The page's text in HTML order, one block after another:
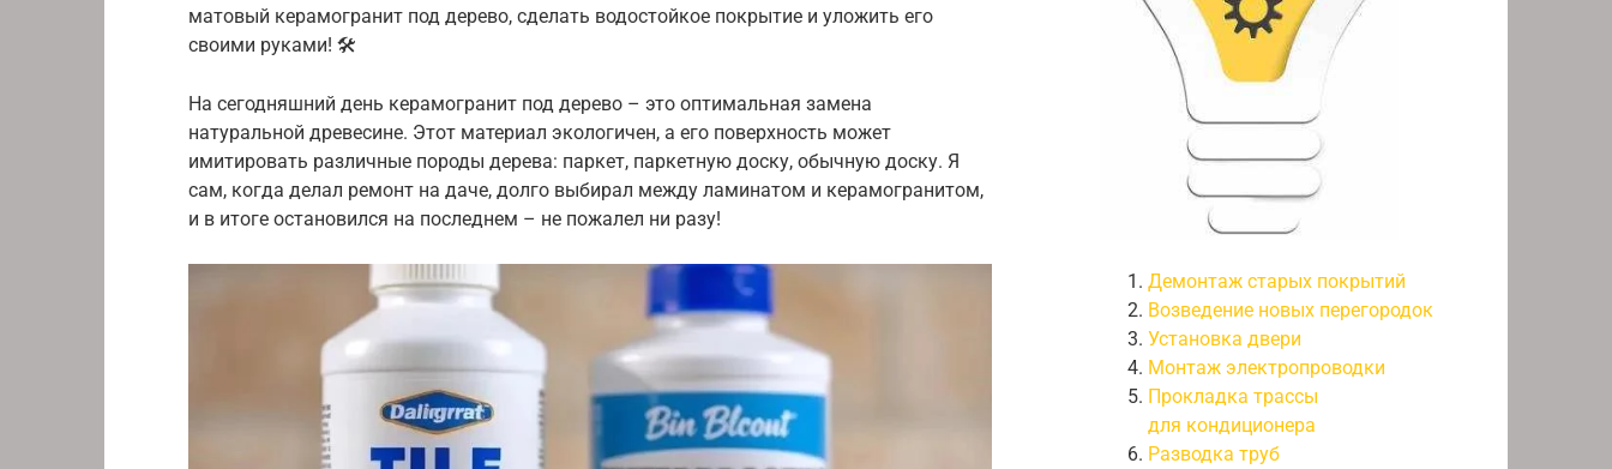
матовый керамогранит под дерево, сделать водостойкое покрытие и уложить его
своими руками! 🛠️
На сегодняшний день керамогранит под дерево – это оптимальная замена
натуральной древесине. Этот материал экологичен, а его поверхность может
имитировать различные породы дерева: паркет, паркетную доску, обычную доску. Я
сам, когда делал ремонт на даче, долго выбирал между ламинатом и керамогранитом,
и в итоге остановился на последнем – не пожалел ни разу!
Демонтаж старых покрытий
Возведение новых перегородок
Установка двери
Монтаж электропроводки
Прокладка трассы
для кондиционера
Разводка труб